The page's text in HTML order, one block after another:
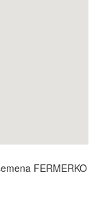
FERMERKO